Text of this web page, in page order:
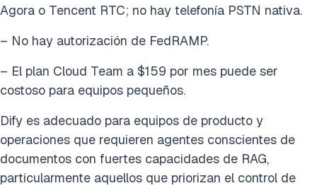
Agora o Tencent RTC; no hay telefonía PSTN nativa.
– No hay autorización de FedRAMP.
– El plan Cloud Team a $159 por mes puede ser
costoso para equipos pequeños.
Dify es adecuado para equipos de producto y
operaciones que requieren agentes conscientes de
documentos con fuertes capacidades de RAG,
particularmente aquellos que priorizan el control de